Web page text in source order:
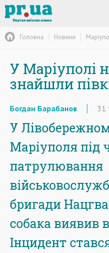
Головна Новини
У Маріуполі
знайшли
Богдан Барабанов 31
У
Маріуполя під
патрулювання
бригади
собака виявив
Інцидент